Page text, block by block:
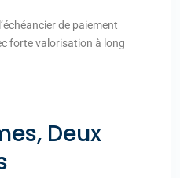
de paiement
forte valorisation à long
Deux